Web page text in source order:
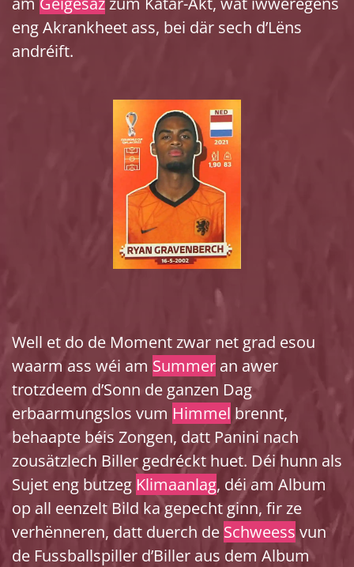
eng Akrankheet ass, bei där sech d’Lëns
andréift.
Well et do de Moment zwar net grad esou
waarm ass wéi am Summer an awer
trotzdeem d’Sonn de ganzen Dag
erbaarmungslos vum Himmel brennt,
behaapte béis Zongen, datt Panini nach
zousätzlech Biller gedréckt huet. Déi hunn als
Sujet eng butzeg Klimaanlag, déi am Album
op all eenzelt Bild ka gepecht ginn, fir ze
verhënneren, datt duerch de Schweess vun
de Fussballspiller d’Biller aus dem Album